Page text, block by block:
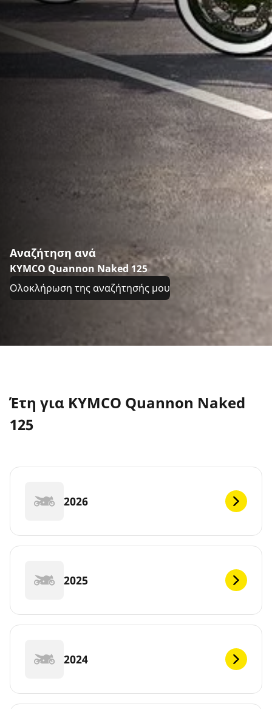
Αναζήτηση ανά
KYMCO Quannon Naked 125
Ολοκλήρωση της αναζήτησής μου
Έτη για KYMCO Quannon Naked
125
2026
2025
2024